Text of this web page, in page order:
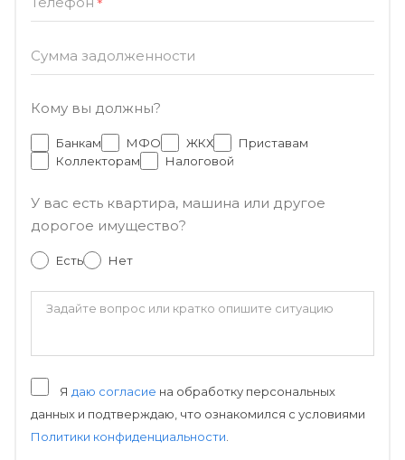
*
Сумма задолженности
Кому вы должны?
Банкам МФО ЖКХ
Приставам
Коллекторам
Налоговой
У вас есть квартира, машина или другое
дорогое имущество?
Есть Нет
Я даю согласие на обработку персональных
данных и подтверждаю, что ознакомился с условиями
Политики конфиденциальности